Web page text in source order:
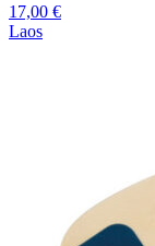
17,00 €
Laos